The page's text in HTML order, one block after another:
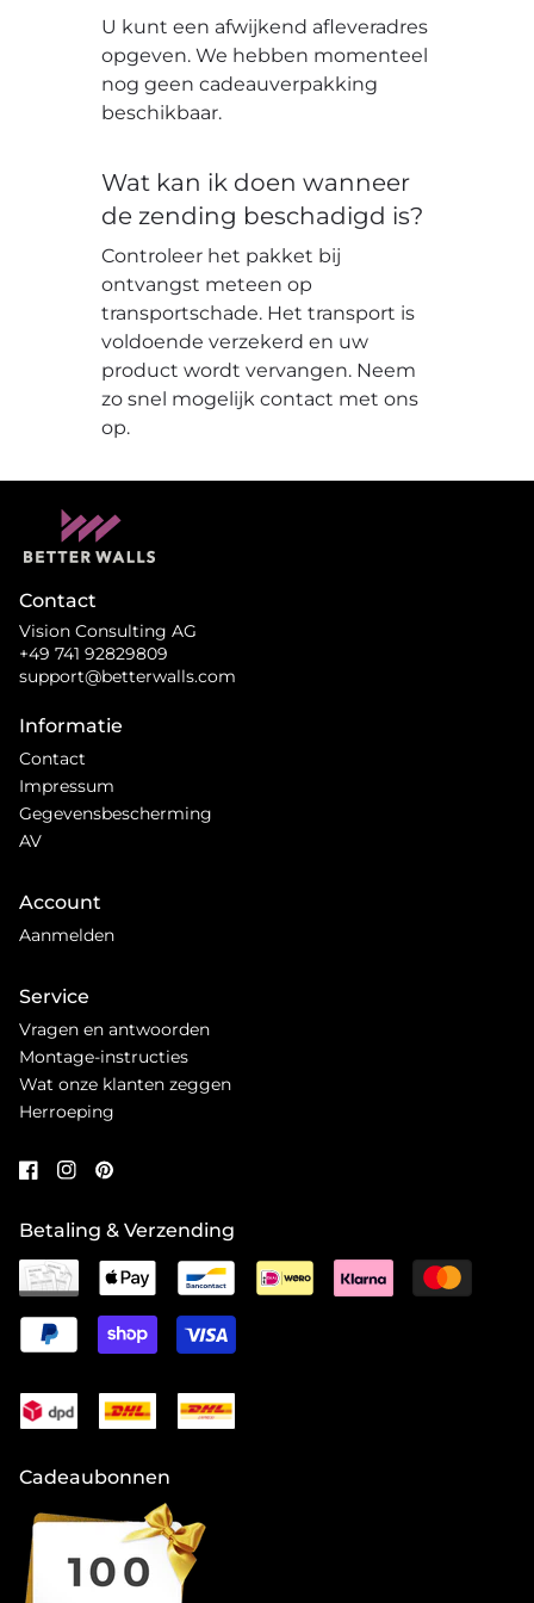
U kunt een afwijkend afleveradres
opgeven. We hebben momenteel
nog geen cadeauverpakking
beschikbaar.
Wat kan ik doen wanneer
de zending beschadigd is?
Controleer het pakket bij
ontvangst meteen op
transportschade. Het transport is
voldoende verzekerd en uw
product wordt vervangen. Neem
zo snel mogelijk contact met ons
op.
Contact
Vision Consulting AG
+49 741 92829809
support@betterwalls.com
Informatie
Contact
Impressum
Gegevensbescherming
AV
Account
Aanmelden
Service
Vragen en antwoorden
Montage-instructies
Wat onze klanten zeggen
Herroeping
Betaling & Verzending
Cadeaubonnen